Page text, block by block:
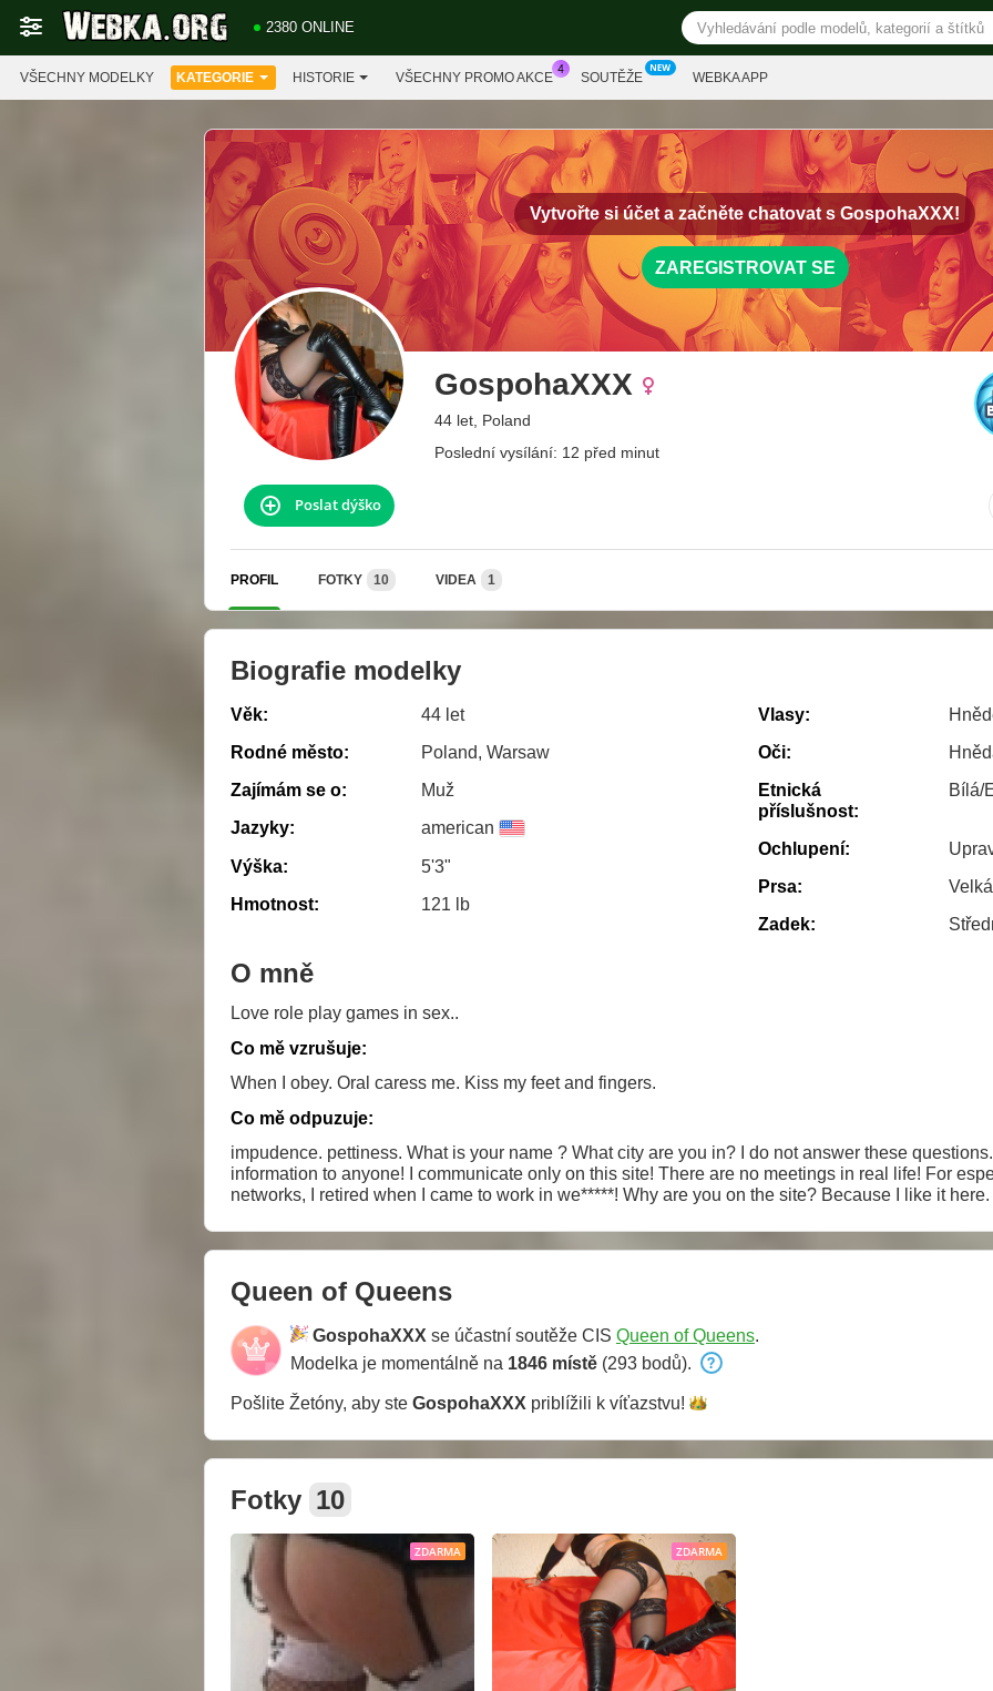
2380 ONLINE
VŠECHNY MODELKY KATEGORIE HISTORIE VŠECHNY PROMO AKCE SOUTĚŽE WEBKA APP
Vytvořte si účet a začněte chatovat s GospohaXXX!
ZAREGISTROVAT SE
GospohaXXX
44 let, Poland
Poslední vysílání: 12 před minut
Poslat dýško
PROFIL FOTKY 10 VIDEA 1
Biografie modelky
Věk:
44 let
Rodné město:
Poland, Warsaw
Zajímám se o:
Muž
Jazyky:
american
Výška:
5'3"
Hmotnost:
121 lb
Vlasy:
Oči:
Etnická
příslušnost:
Bílá/
Ochlupení:
Prsa:
Velká
Zadek:
O mně
Love role play games in sex..
Co mě vzrušuje:
When I obey. Oral caress me. Kiss my feet and fingers.
Co mě odpuzuje:
impudence. pettiness. What is your name ? What city are you in? I do not answer these
information to anyone! I communicate only on this site! There are no meetings in real life! For
networks, I retired when I came to work in we*****! Why are you on the site? Because I like it
models in the chat will not solve your problems. And politeness opens even the most closed
all your questions. Those who like to read lectures on the topic, how can you show sissies here,
etc. - Condemnation of someone else's choice is a latent uncertainty about the expediency of
beggars - everything has a limit, and my patience too !!! If I communicate with you like a human
can be impudent !!! P.S. Anger and rudeness cause pity. A lie reveals to those who know how to
meanness always returns like a boomerang.
Queen of Queens
GospohaXXX se účastní soutěže CIS Queen of Queens.
Modelka je momentálně na 1846 místě (293 bodů).
Pošlite Žetóny, aby ste GospohaXXX priblížili k víťazstvu!
Fotky 10
ZDARMA ZDARMA